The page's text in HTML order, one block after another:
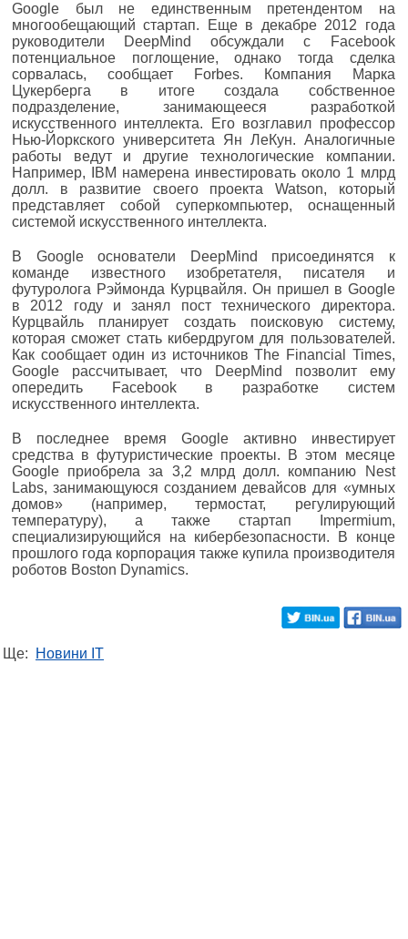
Google был не единственным претендентом на
многообещающий стартап. Еще в декабре 2012 года
руководители DeepMind обсуждали с Facebook
потенциальное поглощение, однако тогда сделка
сорвалась, сообщает Forbes. Компания Марка
Цукерберга в итоге создала собственное
подразделение, занимающееся разработкой
искусственного интеллекта. Его возглавил профессор
Нью-Йоркского университета Ян ЛеКун. Аналогичные
работы ведут и другие технологические компании.
Например, IBM намерена инвестировать около 1 млрд
долл. в развитие своего проекта Watson, который
представляет собой суперкомпьютер, оснащенный
системой искусственного интеллекта.
В Google основатели DeepMind присоединятся к
команде известного изобретателя, писателя и
футуролога Рэймонда Курцвайля. Он пришел в Google
в 2012 году и занял пост технического директора.
Курцвайль планирует создать поисковую систему,
которая сможет стать кибердругом для пользователей.
Как сообщает один из источников The Financial Times,
Google рассчитывает, что DeepMind позволит ему
опередить Facebook в разработке систем
искусственного интеллекта.
В последнее время Google активно инвестирует
средства в футуристические проекты. В этом месяце
Google приобрела за 3,2 млрд долл. компанию Nest
Labs, занимающуюся созданием девайсов для «умных
домов» (например, термостат, регулирующий
температуру), а также стартап Impermium,
специализирующийся на кибербезопасности. В конце
прошлого года корпорация также купила производителя
роботов Boston Dynamics.
Ще: Новини IT